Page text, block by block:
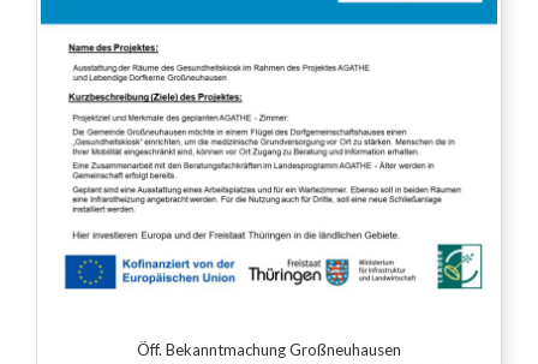
Öff. Bekanntmachung Großneuhausen